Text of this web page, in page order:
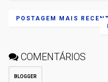
POSTAGEM MAIS
COMENTÁRIOS
BLOGGER